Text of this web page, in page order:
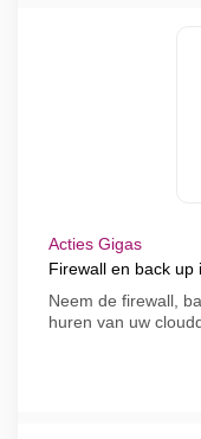
Acties Gigas
Firewall en back up
Neem de firewall,
huren van uw